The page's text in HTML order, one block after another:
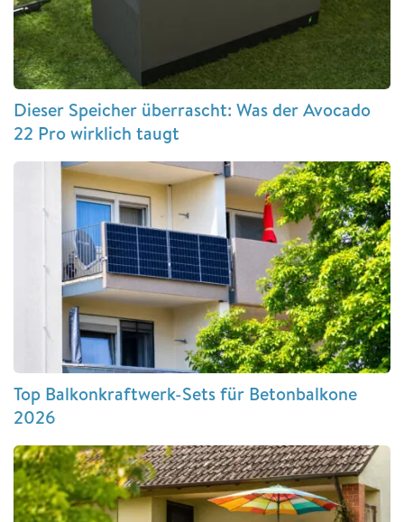
Dieser Speicher überrascht: Was der Avocado
22 Pro wirklich taugt
Top Balkonkraftwerk-Sets für Betonbalkone
2026